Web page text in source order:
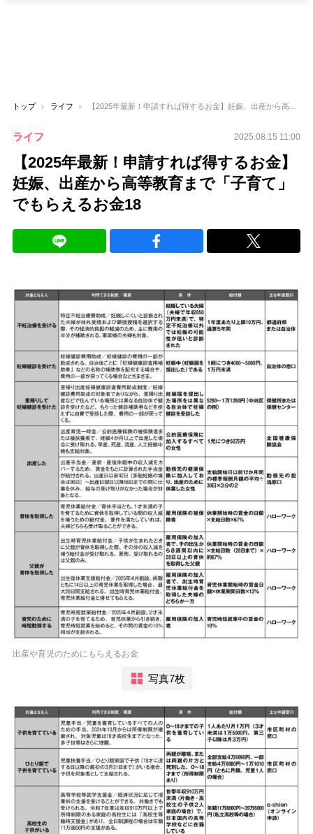
トップ ライフ
ライフ 2025.08.15 11:00
【2025年最新！申請すれば得するお金】
妊娠、出産から高等教育まで「子育て」
でもらえるお金18
出産や育児のためにもらえるお金
写真7枚